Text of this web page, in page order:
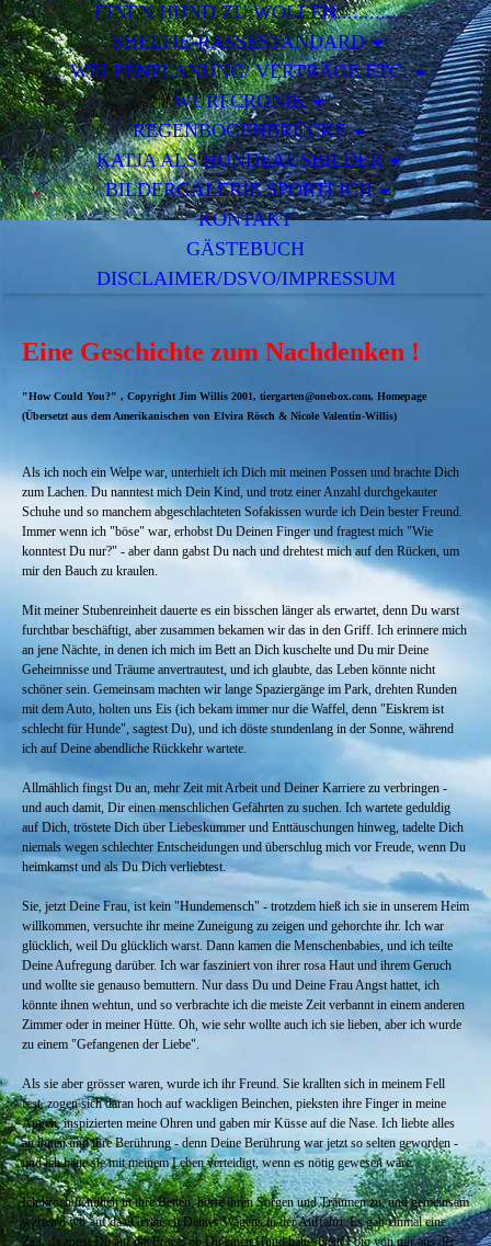
EINEN HUND ZU WOLLEN...........
SHELTIE-RASSESTANDARD
WELPENPLANUNG/ VERTRÄGE ETC.
WURFCRONIK
REGENBOGENBRÜCKE
KATJA ALS HUNDEAUSBILDER
BILDERGALERIE SPORTLICH
KONTAKT
GÄSTEBUCH
DISCLAIMER/DSVO/IMPRESSUM
Eine Geschichte zum Nachdenken !
"How Could You?" , Copyright Jim Willis 2001, tiergarten@onebox.com, Homepage
(Übersetzt aus dem Amerikanischen von Elvira Rösch & Nicole Valentin-Willis)
Als ich noch ein Welpe war, unterhielt ich Dich mit meinen Possen und brachte Dich
zum Lachen. Du nanntest mich Dein Kind, und trotz einer Anzahl durchgekauter
Schuhe und so manchem abgeschlachteten Sofakissen wurde ich Dein bester Freund.
Immer wenn ich "böse" war, erhobst Du Deinen Finger und fragtest mich "Wie
konntest Du nur?" - aber dann gabst Du nach und drehtest mich auf den Rücken, um
mir den Bauch zu kraulen.
Mit meiner Stubenreinheit dauerte es ein bisschen länger als erwartet, denn Du warst
furchtbar beschäftigt, aber zusammen bekamen wir das in den Griff. Ich erinnere mich
an jene Nächte, in denen ich mich im Bett an Dich kuschelte und Du mir Deine
Geheimnisse und Träume anvertrautest, und ich glaubte, das Leben könnte nicht
schöner sein. Gemeinsam machten wir lange Spaziergänge im Park, drehten Runden
mit dem Auto, holten uns Eis (ich bekam immer nur die Waffel, denn "Eiskrem ist
schlecht für Hunde", sagtest Du), und ich döste stundenlang in der Sonne, während
ich auf Deine abendliche Rückkehr wartete.
Allmählich fingst Du an, mehr Zeit mit Arbeit und Deiner Karriere zu verbringen -
und auch damit, Dir einen menschlichen Gefährten zu suchen. Ich wartete geduldig
auf Dich, tröstete Dich über Liebeskummer und Enttäuschungen hinweg, tadelte Dich
niemals wegen schlechter Entscheidungen und überschlug mich vor Freude, wenn Du
heimkamst und als Du Dich verliebtest.
Sie, jetzt Deine Frau, ist kein "Hundemensch" - trotzdem hieß ich sie in unserem Heim
willkommen, versuchte ihr meine Zuneigung zu zeigen und gehorchte ihr. Ich war
glücklich, weil Du glücklich warst. Dann kamen die Menschenbabies, und ich teilte
Deine Aufregung darüber. Ich war fasziniert von ihrer rosa Haut und ihrem Geruch
und wollte sie genauso bemuttern. Nur dass Du und Deine Frau Angst hattet, ich
könnte ihnen wehtun, und so verbrachte ich die meiste Zeit verbannt in einem anderen
Zimmer oder in meiner Hütte. Oh, wie sehr wollte auch ich sie lieben, aber ich wurde
zu einem "Gefangenen der Liebe".
Als sie aber grösser waren, wurde ich ihr Freund. Sie krallten sich in meinem Fell
fest, zogen sich daran hoch auf wackligen Beinchen, pieksten ihre Finger in meine
Augen, inspizierten meine Ohren und gaben mir Küsse auf die Nase. Ich liebte alles
an ihnen und ihre Berührung - denn Deine Berührung war jetzt so selten geworden -
und ich hätte sie mit meinem Leben verteidigt, wenn es nötig gewesen wäre.
Ich kroch heimlich in ihre Betten, hörte ihren Sorgen und Träumen zu, und gemeinsam
warteten wir auf das Geräusch Deines Wagens in der Auffahrt. Es gab einmal eine
Zeit, da zogst Du auf die Frage, ob Du einen Hund hättest, ein Foto von mir aus der